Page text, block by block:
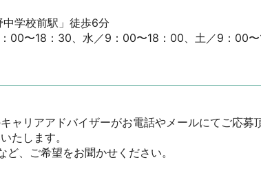
学校前駅」徒歩6分
00〜18：30、水／9：00〜18：00、土／9：00
ャリアアドバイザーがお電話やメールにてご応募
たします。
、ご希望をお聞かせください。